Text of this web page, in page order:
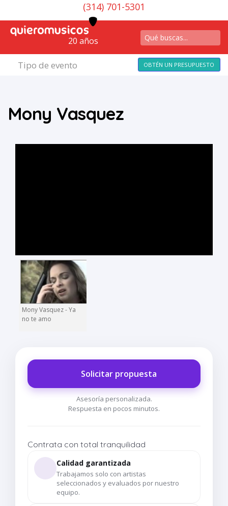
(314) 701-5301
20 años
Tipo de evento OBTÉN UN PRESUPUESTO
Mony Vasquez
Mony Vasquez - Ya
no te amo
Solicitar propuesta
Asesoría personalizada.
Respuesta en pocos minutos.
Contrata con total tranquilidad
Calidad garantizada
Trabajamos solo con artistas
seleccionados y evaluados por nuestro
equipo.